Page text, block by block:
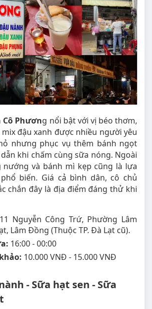
Phương nổi bật với vị béo thơm,
đậu xanh được nhiều người yêu
nhưng phục vụ thêm bánh ngọt
khi chấm cùng sữa nóng. Ngoài
nướng và bánh mì kẹp cũng là lựa
biến. Giá cả bình dân, cô chủ
chắn đây là địa điểm đáng thử khi
Nguyễn Công Trứ, Phường Lâm
Lâm Đồng (Thuộc TP. Đà Lạt cũ).
16:00 - 00:00
10.000 VNĐ - 15.000 VNĐ
- Sữa hạt sen - Sữa